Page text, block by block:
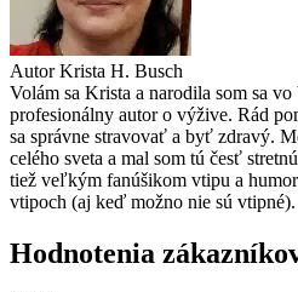
Autor Krista H. Busch
Volám sa Krista a narodila som sa
profesionálny autor o výžive. Rád
sa správne stravovať a byť zdravý.
celého sveta a mal som tú česť
tiež veľkým fanúšikom vtipu a
vtipoch (aj keď možno nie sú vtipné).
Hodnotenia